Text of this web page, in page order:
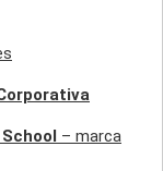
– marca